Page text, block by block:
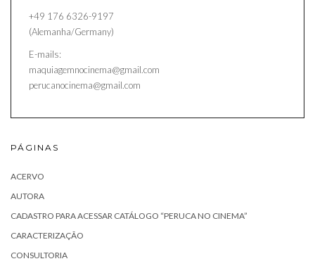
+49 176 6326-9197
(Alemanha/Germany)
E-mails:
maquiagemnocinema@gmail.com
perucanocinema@gmail.com
PÁGINAS
ACERVO
AUTORA
CADASTRO PARA ACESSAR CATÁLOGO “PERUCA NO CINEMA”
CARACTERIZAÇÃO
CONSULTORIA